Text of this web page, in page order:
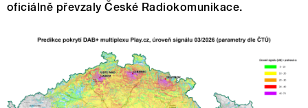
oficiálně převzaly České Radiokomunikace.